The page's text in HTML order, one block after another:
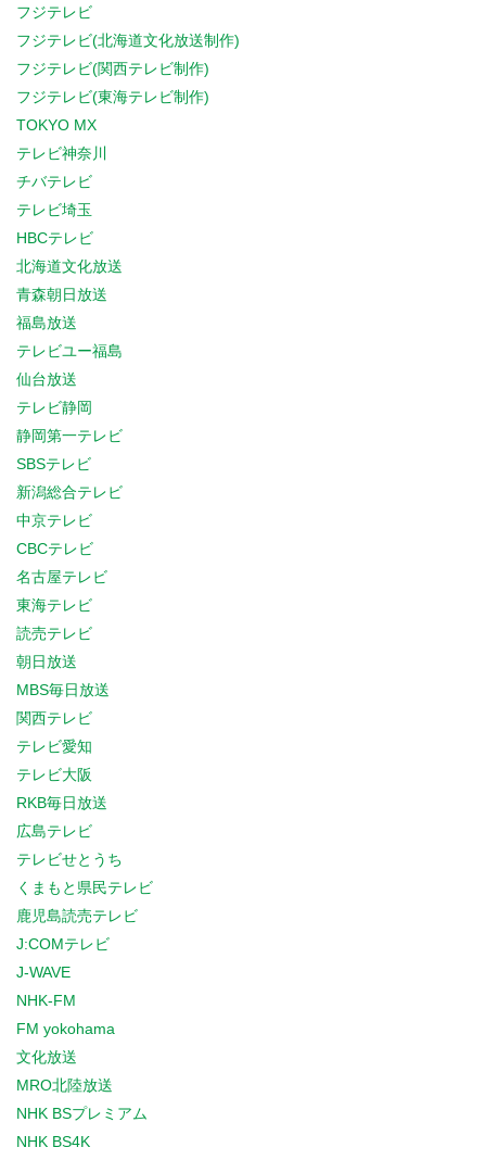
フジテレビ
フジテレビ(北海道文化放送制作)
フジテレビ(関西テレビ制作)
フジテレビ(東海テレビ制作)
TOKYO MX
テレビ神奈川
チバテレビ
テレビ埼玉
HBCテレビ
北海道文化放送
青森朝日放送
福島放送
テレビユー福島
仙台放送
テレビ静岡
静岡第一テレビ
SBSテレビ
新潟総合テレビ
中京テレビ
CBCテレビ
名古屋テレビ
東海テレビ
読売テレビ
朝日放送
MBS毎日放送
関西テレビ
テレビ愛知
テレビ大阪
RKB毎日放送
広島テレビ
テレビせとうち
くまもと県民テレビ
鹿児島読売テレビ
J:COMテレビ
J-WAVE
NHK-FM
FM yokohama
文化放送
MRO北陸放送
NHK BSプレミアム
NHK BS4K